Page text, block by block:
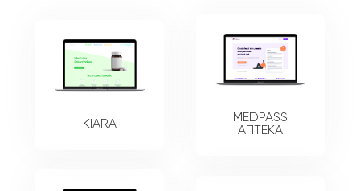
KIARA
MEDPASS
АПТЕКА